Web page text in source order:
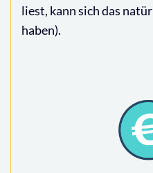
liest, kann sich das
haben).